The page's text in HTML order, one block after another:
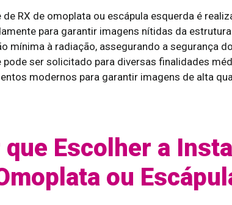
de RX de omoplata ou escápula esquerda é
para garantir imagens nítidas da
mínima à radiação, assegurando a segurança
pode ser solicitado para diversas finalidades
modernos para garantir imagens de alta
que Escolher a
ou